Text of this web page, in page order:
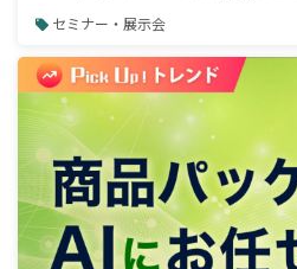
セミナー・展示会